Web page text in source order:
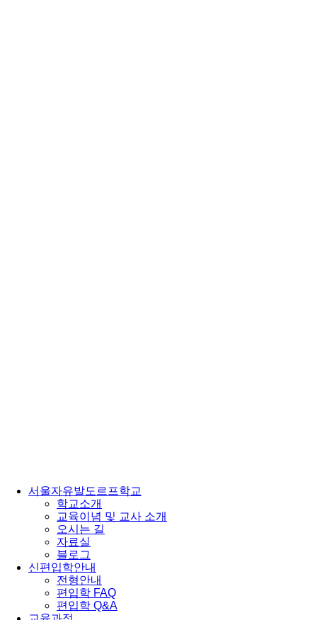
서울자유발도르프학교
학교소개
교육이념 및 교사 소개
오시는 길
자료실
블로그
신편입학안내
전형안내
편입학 FAQ
편입학 Q&A